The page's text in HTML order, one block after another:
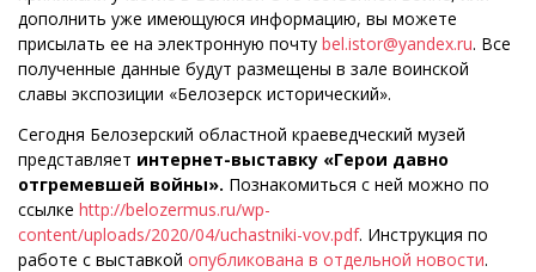
дополнить уже имеющуюся информацию, вы можете
присылать ее на электронную почту bel.istor@yandex.ru. Все
полученные данные будут размещены в зале воинской
славы экспозиции «Белозерск исторический».
Сегодня Белозерский областной краеведческий музей
представляет интернет-выставку «Герои давно
отгремевшей войны». Познакомиться с ней можно по
ссылке http://belozermus.ru/wp-
content/uploads/2020/04/uchastniki-vov.pdf. Инструкция по
работе с выставкой опубликована в отдельной новости.